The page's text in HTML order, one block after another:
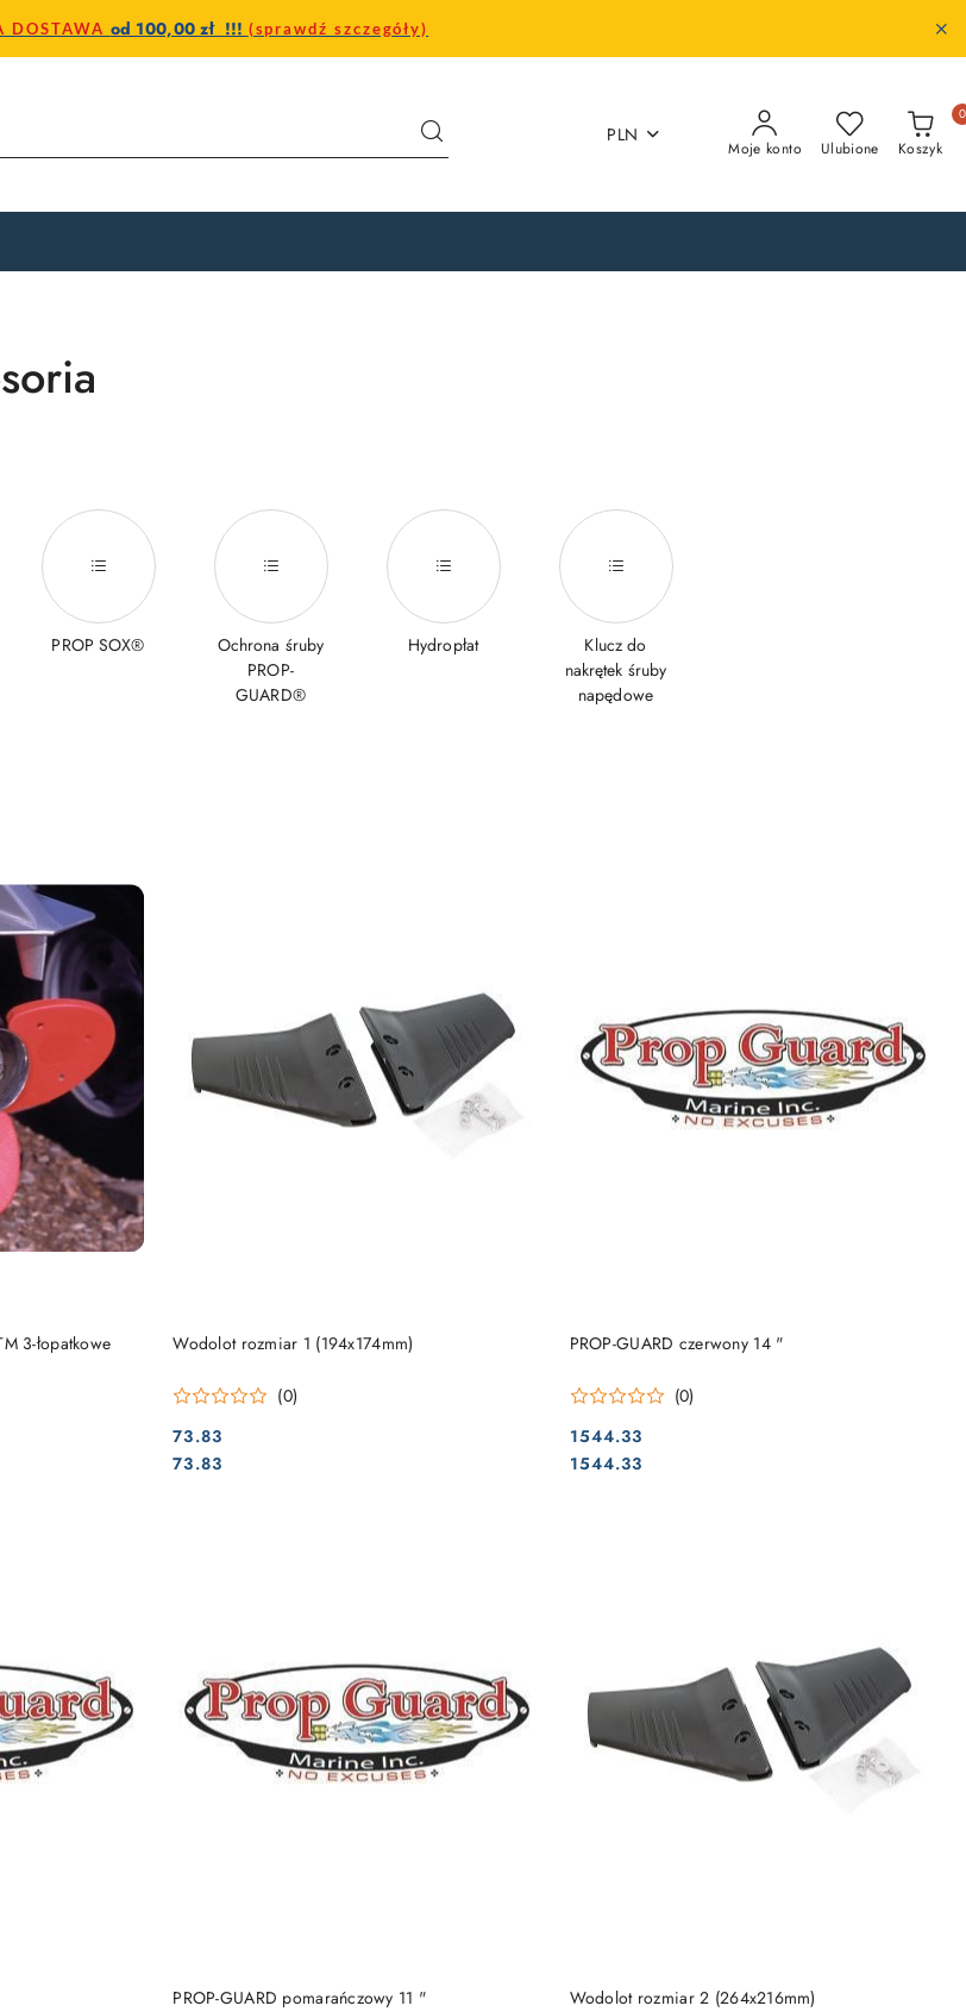
DOSTAWA od 100,00 zł !!! (sprawdź szczegóły)
PLN
Moje konto Ulubione Koszyk
0
PROP SOX®
Ochrona śruby
PROP-
GUARD®
Hydropłat
Klucz do
nakrętek śruby
napędowe
3-łopatkowe
Wodolot rozmiar 1 (194x174mm)
(0)
Cena:
73.83
Cena:
73.83
DO KOSZYKA PROP-GUARD czerwony 14 "
(0)
Cena:
1544.33
Cena:
1544.33
DO KOSZYKA
PROP-GUARD pomarańczowy 11 "
DO KOSZYKA Wodolot rozmiar 2 (264x216mm)
DO KOSZYKA